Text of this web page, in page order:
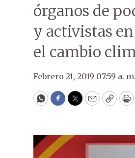
órganos de
y activistas
el cambio
Febrero 21, 2019 07:59 a. m.
WhatsApp
Facebook
Twitter
EmailCopy